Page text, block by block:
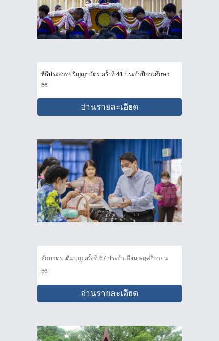
พิธีประสาทปริญญาบัตร ครั้งที่ 41 ประจำปีการศึกษา
66
อ่านรายละเอียด
ตักบาตร เติมบุญ ครั้งที่ 67 ประจำเดือน พฤศจิกายน
66
อ่านรายละเอียด